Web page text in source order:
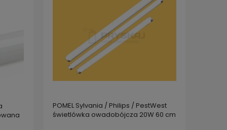
POMEL Sylvania / Philips / PestWest
świetlówka owadobójcza 20W 60 cm